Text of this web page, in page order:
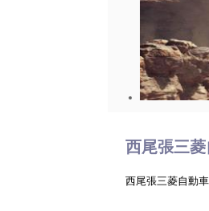
西尾張三
西尾張三菱自動